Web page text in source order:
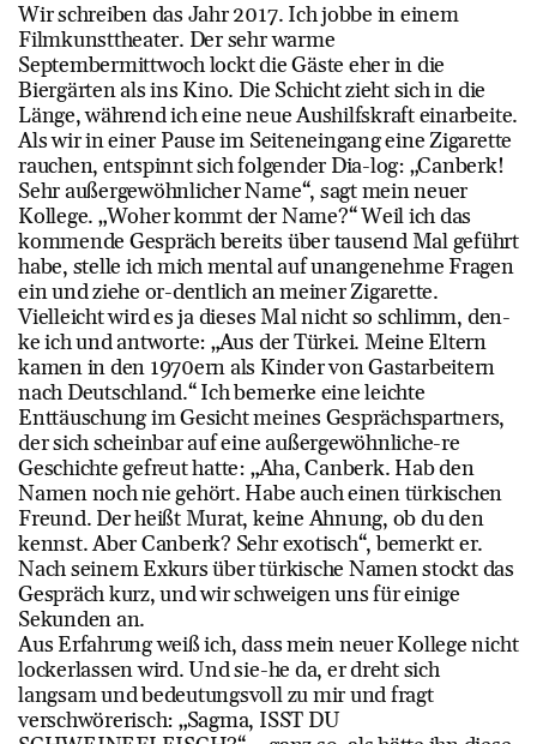
Wir schreiben das Jahr 2017. Ich jobbe in einem
Filmkunsttheater. Der sehr warme
Septembermittwoch lockt die Gäste eher in die
Biergärten als ins Kino. Die Schicht zieht sich in die
Länge, während ich eine neue Aushilfskraft einarbeite.
Als wir in einer Pause im Seiteneingang eine Zigarette
rauchen, entspinnt sich folgender Dia-log: „Canberk!
Sehr außergewöhnlicher Name“, sagt mein neuer
Kollege. „Woher kommt der Name?“ Weil ich das
kommende Gespräch bereits über tausend Mal geführt
habe, stelle ich mich mental auf unangenehme Fragen
ein und ziehe or-dentlich an meiner Zigarette.
Vielleicht wird es ja dieses Mal nicht so schlimm, den-
ke ich und antworte: „Aus der Türkei. Meine Eltern
kamen in den 1970ern als Kinder von Gastarbeitern
nach Deutschland.“ Ich bemerke eine leichte
Enttäuschung im Gesicht meines Gesprächspartners,
der sich scheinbar auf eine außergewöhnliche-re
Geschichte gefreut hatte: „Aha, Canberk. Hab den
Namen noch nie gehört. Habe auch einen türkischen
Freund. Der heißt Murat, keine Ahnung, ob du den
kennst. Aber Canberk? Sehr exotisch“, bemerkt er.
Nach seinem Exkurs über türkische Namen stockt das
Gespräch kurz, und wir schweigen uns für einige
Sekunden an.
Aus Erfahrung weiß ich, dass mein neuer Kollege nicht
lockerlassen wird. Und sie-he da, er dreht sich
langsam und bedeutungsvoll zu mir und fragt
verschwörerisch: „Sagma, ISST DU